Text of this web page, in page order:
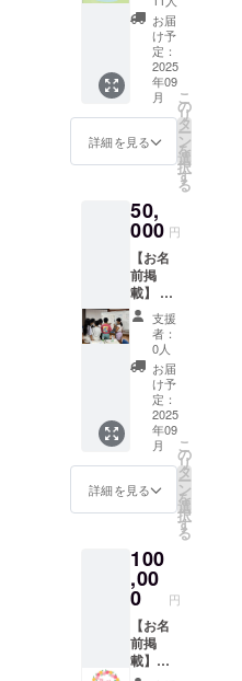
す。
災おや
こ手帳2
冊セッ
ト＋あ
るくメ
ンバー
が作成
した平
成３０
年西日
災害を
伝える
絵本1冊
＋小物
づくり
の会オ
リジナ
ル作品
【お礼
のメッ
セー
ジ】 感
謝の気
持ちを
込め
て、お
礼の
りしま
す。
お届
け予
定：
2025
年09
月
詳細を見る
こ
の
リ
タ
ー
ン
を
選
択
す
る
50,
000 円
【お名
前掲
載】 く
らしき
ジュニ
ア防災
リー
ダー養
成講座
で使用
する資
料や絵
本寄贈
先への
送付状
に支援
お名前
（ニッ
クネー
ム）を
掲載し
ます。
・掲載
支援
者：
0人
お届
け予
定：
2025
年09
月
詳細を見る
こ
の
リ
タ
ー
ン
を
選
択
す
る
100
,00
0 円
【お名
前掲
載】